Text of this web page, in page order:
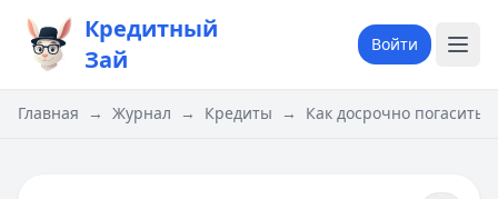
Кредитный
Зай
Войти
Главная → Журнал → Кредиты → Как досрочно погасить